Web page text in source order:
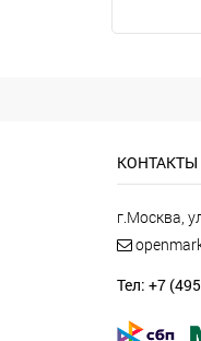
КОНТАКТЫ
г.Москва,
Тел: +7